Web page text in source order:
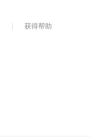
获得帮助